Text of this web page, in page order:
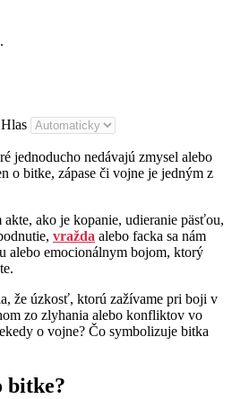
Hlas
jednoducho nedávajú zmysel alebo
o bitke, zápase či vojne je jedným z
ako je kopanie, udieranie päsťou,
vražda alebo facka sa nám
alebo emocionálnym bojom, ktorý
že úzkosť, ktorú zažívame pri boji v
zo zlyhania alebo konfliktov vo
o vojne? Čo symbolizuje bitka
bitke?